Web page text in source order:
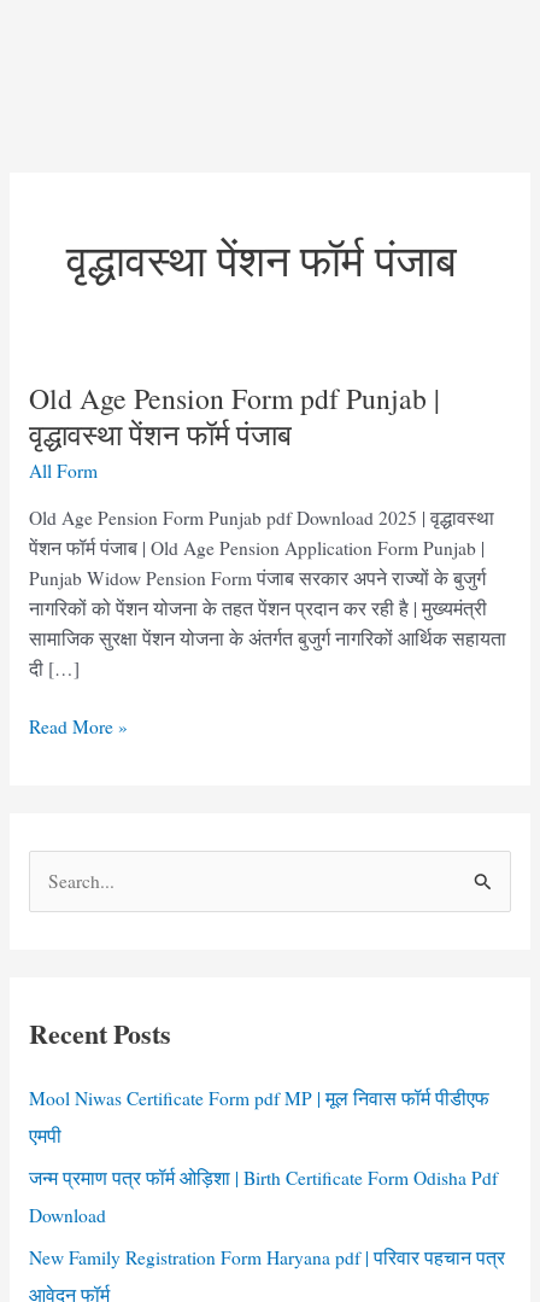
वृद्धावस्था पेंशन फॉर्म पंजाब
Old Age Pension Form pdf Punjab |
वृद्धावस्था पेंशन फॉर्म पंजाब
All Form
Old Age Pension Form Punjab pdf Download 2025 | वृद्धावस्था
पेंशन फॉर्म पंजाब | Old Age Pension Application Form Punjab |
Punjab Widow Pension Form पंजाब सरकार अपने राज्यों के बुजुर्ग
नागरिकों को पेंशन योजना के तहत पेंशन प्रदान कर रही है | मुख्यमंत्री
सामाजिक सुरक्षा पेंशन योजना के अंतर्गत बुजुर्ग नागरिकों आर्थिक सहायता
दी […]
Old
pdf
Punjab
|
पंजाब
Read More »
f
o
:
Recent Posts
Mool Niwas Certificate Form pdf MP | मूल निवास फॉर्म पीडीएफ
एमपी
जन्म प्रमाण पत्र फॉर्म ओड़िशा | Birth Certificate Form Odisha Pdf
Download
New Family Registration Form Haryana pdf | परिवार पहचान पत्र
आवेदन फॉर्म